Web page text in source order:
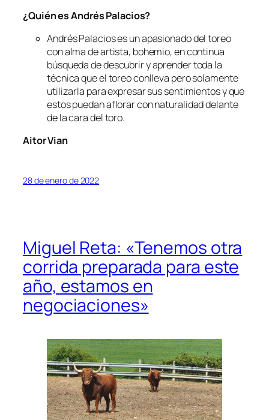
¿Quién es Andrés Palacios?
Andrés Palacios es un apasionado del toreo
con alma de artista, bohemio, en continua
búsqueda de descubrir y aprender toda la
técnica que el toreo conlleva pero solamente
utilizarla para expresar sus sentimientos y que
estos puedan aflorar con naturalidad delante
de la cara del toro.
Aitor Vian
28 de enero de 2022
Miguel Reta: «Tenemos otra
corrida preparada para este
año, estamos en
negociaciones»